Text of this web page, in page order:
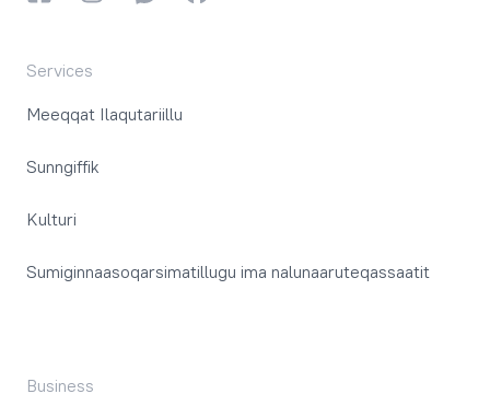
Services
Meeqqat Ilaqutariillu
Sunngiffik
Kulturi
Sumiginnaasoqarsimatillugu ima nalunaaruteqassaatit
Business